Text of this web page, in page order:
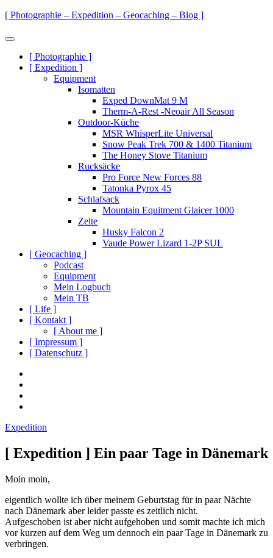
Zum
springen
[ Photographie – Expedition – Geocaching – Blog ]
Menü
Primäre
Navigation
[ Photographie ]
[ Expedition ]
Equipment
Isomatten
Exped DownMat 9 M
Therm-A-Rest -Neoair All Season
Outdoor-Küche
MSR WhisperLite Universal
Snow Peak Trek 700 & 1400 Titanium
The Honey Stove Titanium
Rucksäcke
Pro Force New Forces 88
Tatonka Pyrox 45
Schlafsack
Mountain Equitment Glaicer 1000
Zelte
Husky Falcon 2
Vaude Power Lizard 1-2P SUL
[ Geocaching ]
Podcast
Equipment
Mein Logbuch
Mein TB
[ Life ]
[ Kontakt ]
[ About me ]
[ Impressum ]
[ Datenschutz ]
Social
Navigation
Expedition
[ Expedition ] Ein paar Tage in Dänemark
Moin moin,
eigentlich wollte ich über meinem Geburtstag für in paar Nächte
nach Dänemark aber leider passte es zeitlich nicht.
Aufgeschoben ist aber nicht aufgehoben und somit machte ich mich
vor kurzen auf dem Weg um dennoch ein paar Tage in Dänemark zu
verbringen.